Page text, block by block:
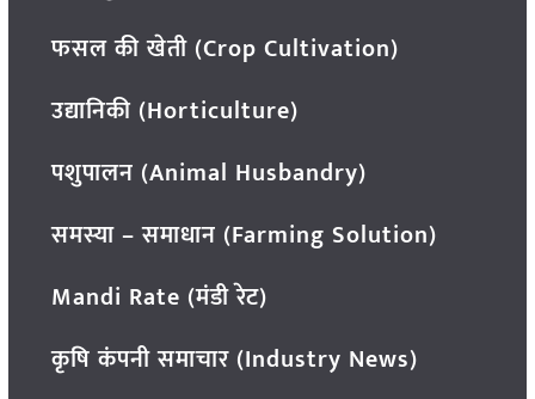
फसल की खेती (Crop Cultivation)
उद्यानिकी (Horticulture)
पशुपालन (Animal Husbandry)
समस्या – समाधान (Farming Solution)
Mandi Rate (मंडी रेट)
कृषि कंपनी समाचार (Industry News)